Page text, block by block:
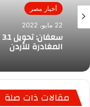
أخبار مصر
22 مايو، 2022
المغادرة للأردن
مقالات ذات صلة